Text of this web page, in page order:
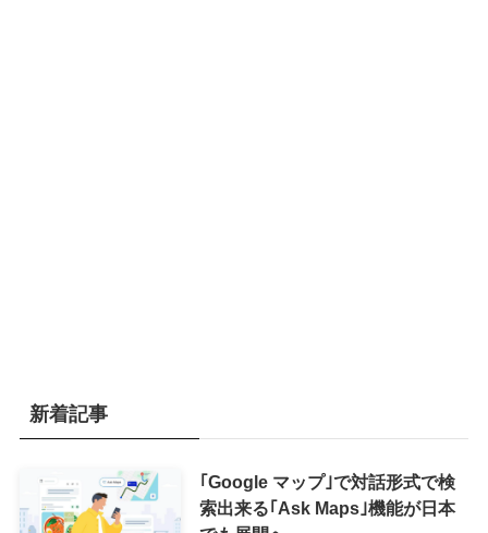
新着記事
｢Google マップ｣で対話形式で検
索出来る｢Ask Maps｣機能が日本